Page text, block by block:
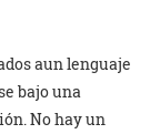
aun lenguaje
bajo una
No hay un